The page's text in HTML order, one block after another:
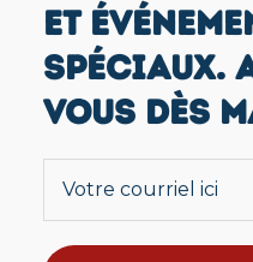
ET
SPÉCIAUX.
VOUS DÈS